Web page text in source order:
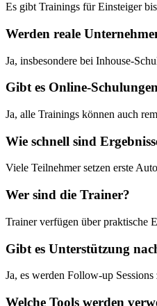
Es gibt Trainings für Einsteiger
Werden reale
Ja, insbesondere bei Inhouse-
Gibt es Online-
Ja, alle Trainings können auch
Wie schnell sind
Viele Teilnehmer setzen erste
Wer sind die Trainer?
Trainer verfügen über praktische
Gibt es Unterstützung
Ja, es werden Follow-up
Welche Tools werden